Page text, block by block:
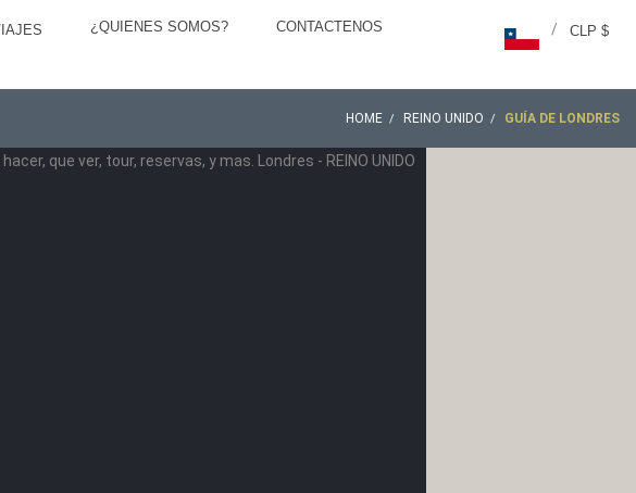
¿QUIENES SOMOS? CONTACTENOS CLP $
/
HOME REINO UNIDO GUÍA DE LONDRES